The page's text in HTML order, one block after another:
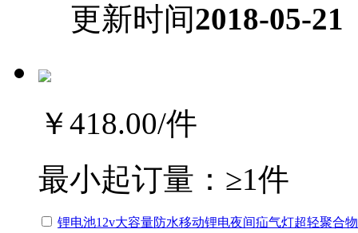
更新时间2018-05-21
￥418.00/件
最小起订量： ≥1件
锂电池12v大容量防水移动锂电夜间疝气灯超轻聚合